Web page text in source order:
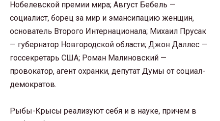
Нобелевской премии мира; Август Бебель —
социалист, борец за мир и эмансипацию женщин,
основатель Второго Интернационала; Михаил Прусак
— губернатор Новгородской области; Джон Даллес —
госсекретарь США; Роман Малиновский —
провокатор, агент охранки, депутат Думы от социал-
демократов.
Рыбы-Крысы реализуют себя и в науке, причем в